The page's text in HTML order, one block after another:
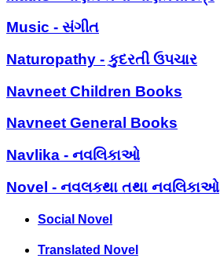
Music - સંગીત
Naturopathy - કુદરતી ઉપચાર
Navneet Children Books
Navneet General Books
Navlika - નવલિકાઓ
Novel - નવલકથા તથા નવલિકાઓ
Social Novel
Translated Novel